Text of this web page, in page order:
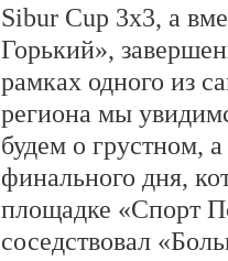
Sibur Cup 3x3, а
Горький»,
рамках одного из
региона мы
будем о грустном,
финального дня,
площадке «Спорт
соседствовал